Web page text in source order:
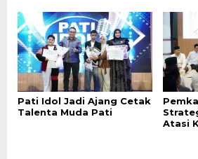
Pati Idol Jadi Ajang Cetak
Talenta Muda Pati
Atasi